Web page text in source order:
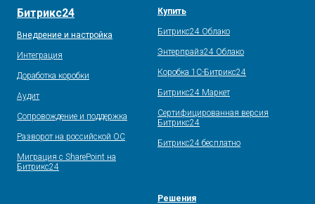
Битрикс24
Внедрение и настройка
Интеграция
Доработка коробки
Аудит
Сопровождение и поддержка
Разворот на российской ОС
Миграция с SharePoint на
Битрикс24
Купить
Битрикс24 Облако
Энтерпрайз24 Облако
Коробка 1С-Битрикс24
Битрикс24 Маркет
Сертифицированная версия
Битрикс24
Битрикс24 бесплатно
Решения